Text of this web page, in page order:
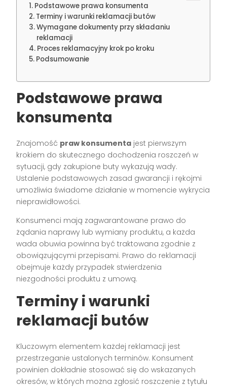
Podstawowe prawa konsumenta
Terminy i warunki reklamacji butów
Wymagane dokumenty przy składaniu
reklamacji
Proces reklamacyjny krok po kroku
Podsumowanie
Podstawowe prawa
konsumenta
Znajomość praw konsumenta jest pierwszym
krokiem do skutecznego dochodzenia roszczeń w
sytuacji, gdy zakupione buty wykazują wady.
Ustalenie podstawowych zasad gwarancji i rękojmi
umożliwia świadome działanie w momencie wykrycia
nieprawidłowości.
Konsumenci mają zagwarantowane prawo do
żądania naprawy lub wymiany produktu, a każda
wada obuwia powinna być traktowana zgodnie z
obowiązującymi przepisami. Prawo do reklamacji
obejmuje każdy przypadek stwierdzenia
niezgodności produktu z umową.
Terminy i warunki
reklamacji butów
Kluczowym elementem każdej reklamacji jest
przestrzeganie ustalonych terminów. Konsument
powinien dokładnie stosować się do wskazanych
okresów, w których można zgłosić roszczenie z tytułu